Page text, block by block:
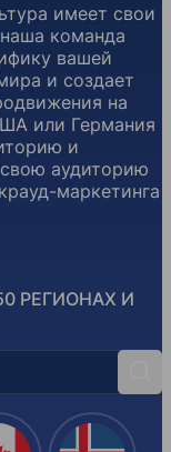
РЕГИОНАХ И
имеет свои
команда
вашей
и создает
на
или Германия
и
аудиторию
маркетинга